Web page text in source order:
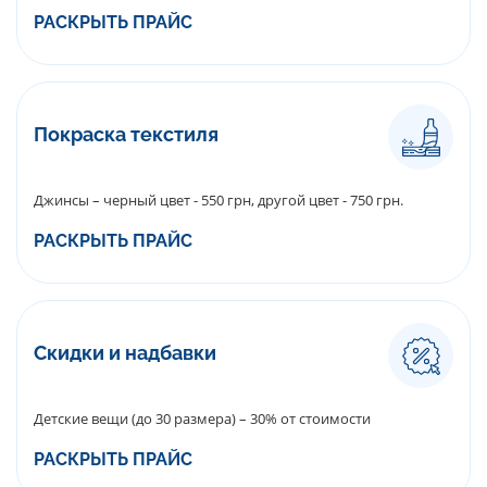
РАСКРЫТЬ ПРАЙС
Покраска текстиля
Джинсы – черный цвет - 550 грн, другой цвет - 750 грн.
РАСКРЫТЬ ПРАЙС
Скидки и надбавки
Детские вещи (до 30 размера) – 30% от стоимости
РАСКРЫТЬ ПРАЙС